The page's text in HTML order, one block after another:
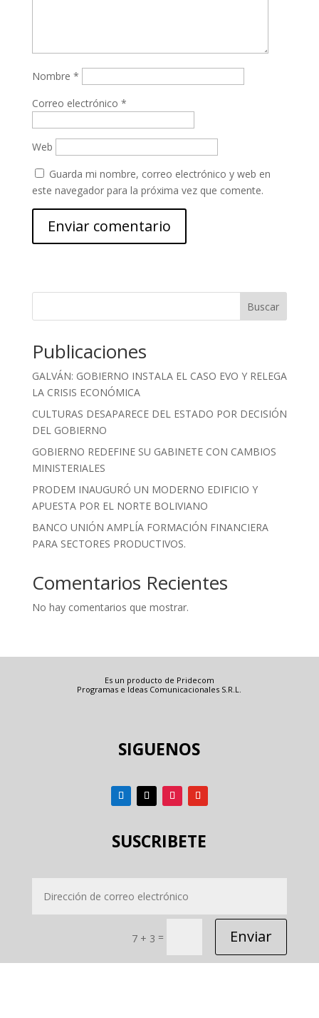
Nombre *
Correo electrónico *
Web
Guarda mi nombre, correo electrónico y web en
este navegador para la próxima vez que comente.
Buscar
Publicaciones
GALVÁN: GOBIERNO INSTALA EL CASO EVO Y RELEGA
LA CRISIS ECONÓMICA
CULTURAS DESAPARECE DEL ESTADO POR DECISIÓN
DEL GOBIERNO
GOBIERNO REDEFINE SU GABINETE CON CAMBIOS
MINISTERIALES
PRODEM INAUGURÓ UN MODERNO EDIFICIO Y
APUESTA POR EL NORTE BOLIVIANO
BANCO UNIÓN AMPLÍA FORMACIÓN FINANCIERA
PARA SECTORES PRODUCTIVOS.
Comentarios Recientes
No hay comentarios que mostrar.
Es un producto de Pridecom
Programas e Ideas Comunicacionales S.R.L.
SIGUENOS
SUSCRIBETE
7 + 3 = Enviar